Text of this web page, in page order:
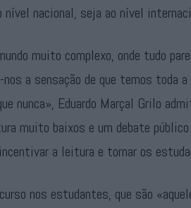
nacional, seja ao nível
muito complexo, onde tudo
a sensação de que temos toda
nunca», Eduardo Marçal Grilo
muito baixos e um debate
a leitura e tornar os
nos estudantes, que são